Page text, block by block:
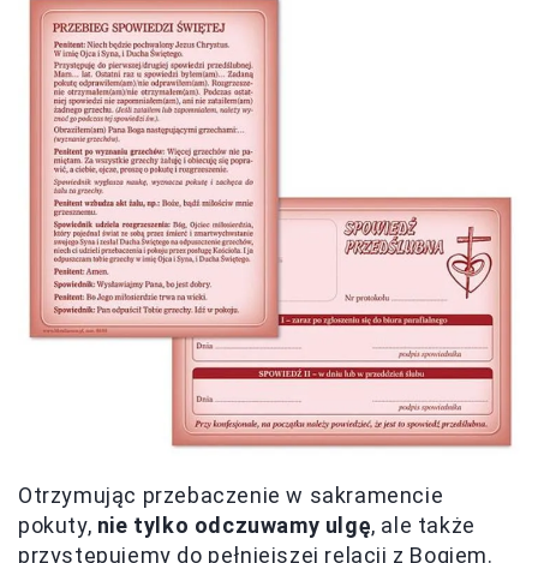
Otrzymując przebaczenie w sakramencie
pokuty, nie tylko odczuwamy ulgę, ale także
przystępujemy do pełniejszej relacji z Bogiem.